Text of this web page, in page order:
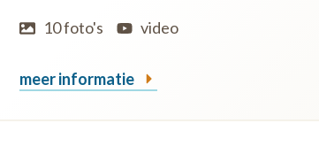
10 foto's
video
meer informatie